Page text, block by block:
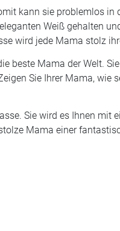
kann sie problemlos in
Weiß gehalten
wird jede Mama stolz
beste Mama der Welt.
Sie Ihrer Mama, wie
Sie wird es Ihnen mit
Mama einer